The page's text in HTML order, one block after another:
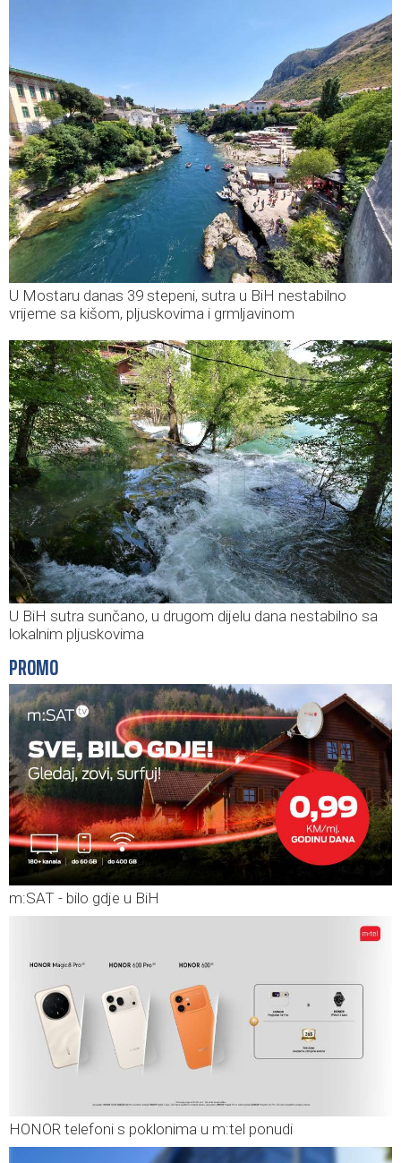
U Mostaru danas 39 stepeni, sutra u BiH nestabilno
vrijeme sa kišom, pljuskovima i grmljavinom
U BiH sutra sunčano, u drugom dijelu dana nestabilno sa
lokalnim pljuskovima
PROMO
m:SAT - bilo gdje u BiH
HONOR telefoni s poklonima u m:tel ponudi